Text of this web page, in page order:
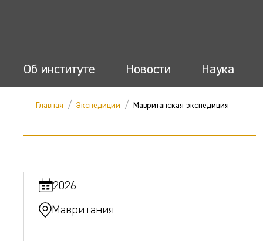
Об институте Новости Наука
Главная / Экспедиции / Мавританская экспедиция
2026
Мавритания